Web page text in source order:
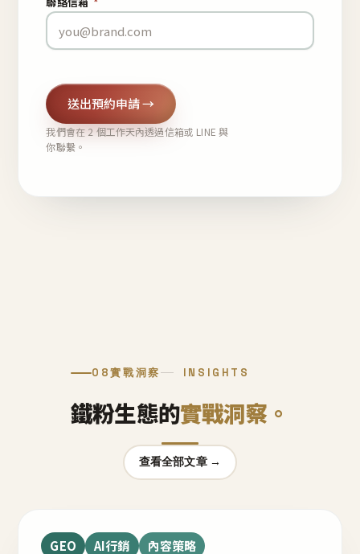
送出預約申請 →
我們會在 2 個工作天內透過信箱或 LINE 與
你聯繫。
08實戰洞察 INSIGHTS
鐵粉生態的實戰洞察。
查看全部文章 →
GEO AI行銷 內容策略